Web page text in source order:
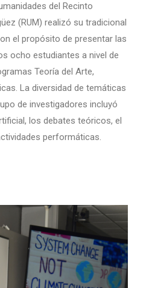
del Recinto
(RUM) realizó su tradicional
el propósito de presentar las
ocho estudiantes a nivel de
Teoría del Arte,
La diversidad de temáticas
de investigadores incluyó
los debates teóricos, el
performáticas.